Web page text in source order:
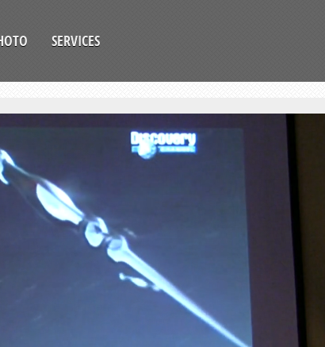
SERVICES